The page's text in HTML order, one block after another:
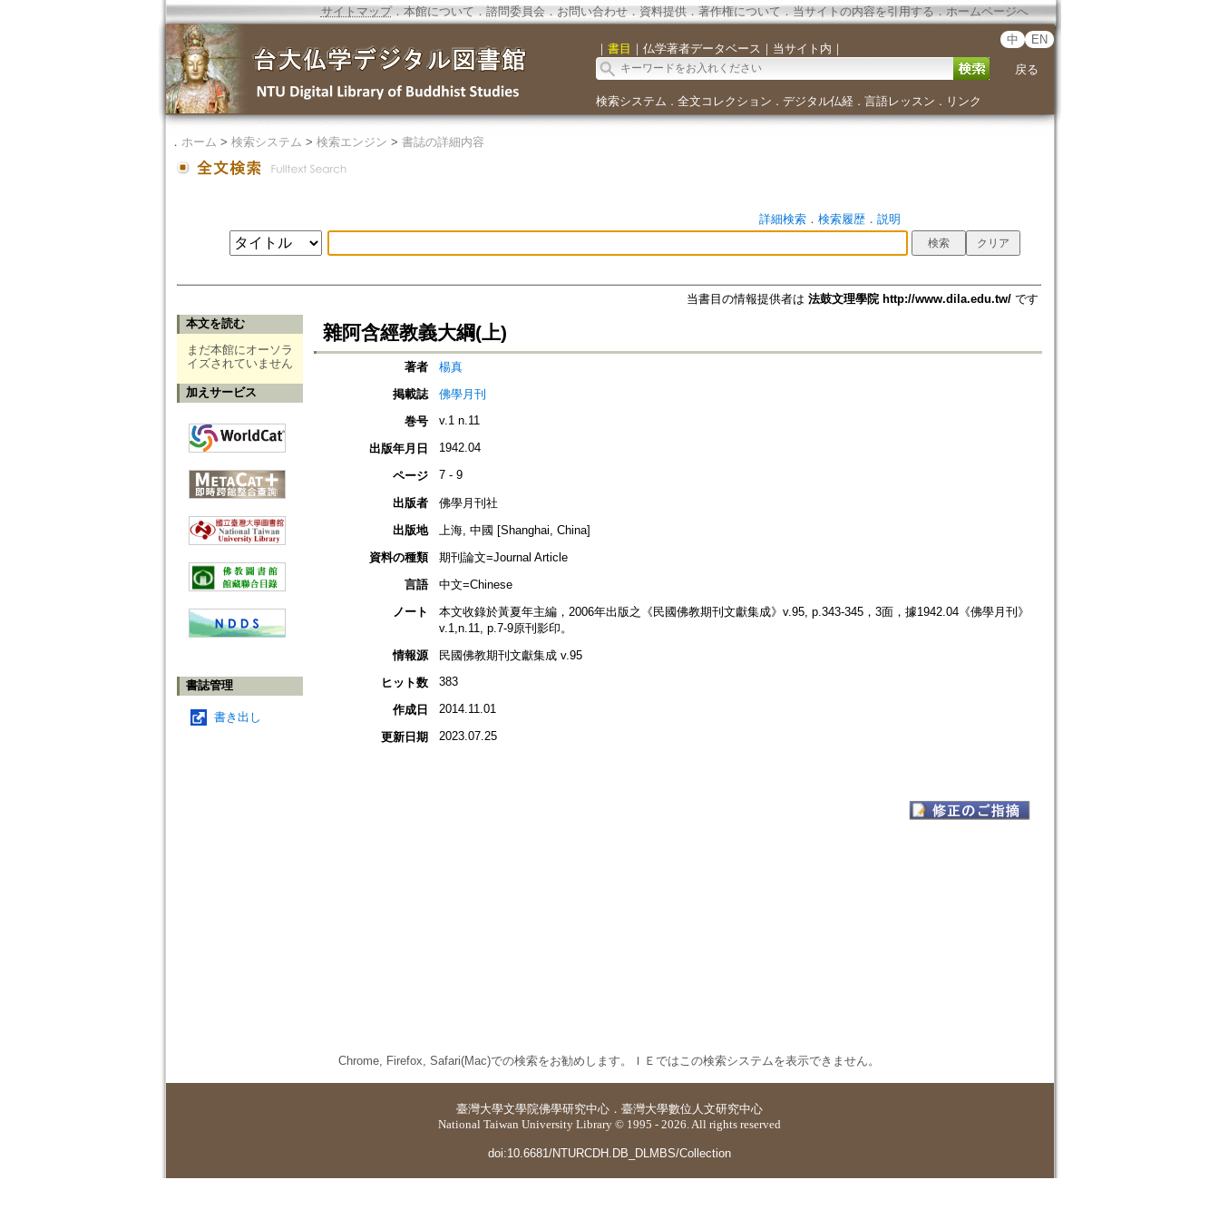
サイトマップ．本館について ． 諮問委員会． お問い合わせ． 資料提供． 著作権について．当サイトの内容を引用する ． ホームページへ
｜ 書目 ｜ 仏学著者データベース ｜ 当サイト内 ｜
中 EN
戻る
検索システム ． 全文コレクション ． デジタル仏経． 言語レッスン ． リンク
． ホーム > 検索システム > 検索エンジン > 書誌の詳細内容
詳細検索． 検索履歴． 説明
当書目の情報提供者は 法鼓文理學院 http://www.dila.edu.tw/です
本文を読む
まだ本館にオーソラ
イズされていません
加えサービス
書誌管理
書き出し
雜阿含經教義大綱(上)
著者
楊真
掲載誌
佛學月刊
巻号
v.1 n.11
出版年月日 1942.04
ページ 7 - 9
出版者
佛學月刊社
出版地
上海, 中國 [Shanghai, China]
資料の種類
期刊論文=Journal Article
言語
中文=Chinese
ノート
本文收錄於黃夏年主編，2006年出版之《民國佛教期刊文獻集成》v.95, p.343-345，3面，據1942.04《佛學月刊》
v.1,n.11, p.7-9原刊影印。
情報源
民國佛教期刊文獻集成 v.95
ヒット数
383
作成日 2014.11.01
更新日期 2023.07.25
Chrome, Firefox, Safari(Mac)での検索をお勧めします。ＩＥではこの検索システムを表示できません。
臺灣大學文學院佛學研究中心 ． 臺灣大學數位人文研究中心
National Taiwan University Library © 1995 - 2026. All rights reserved
doi:10.6681/NTURCDH.DB_DLMBS/Collection